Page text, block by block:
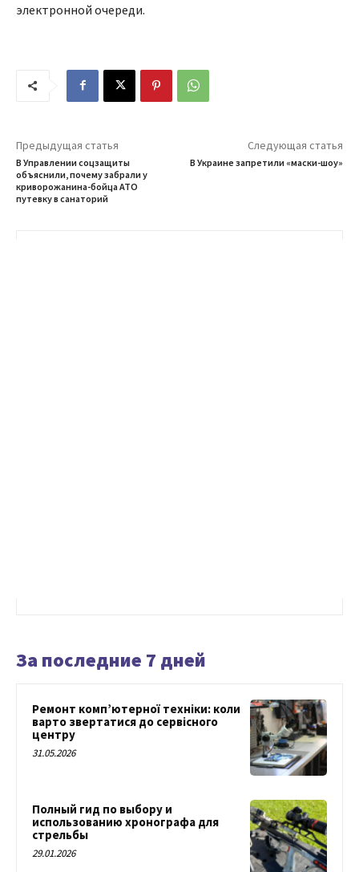
электронной очереди.
Предыдущая статья
В Управлении соцзащиты
объяснили, почему забрали у
криворожанина-бойца АТО
путевку в санаторий
Следующая статья
В Украине запретили «маски-шоу»
За последние 7 дней
Ремонт комп’ютерної техніки: коли
варто звертатися до сервісного
центру
31.05.2026
Полный гид по выбору и
использованию хронографа для
стрельбы
29.01.2026